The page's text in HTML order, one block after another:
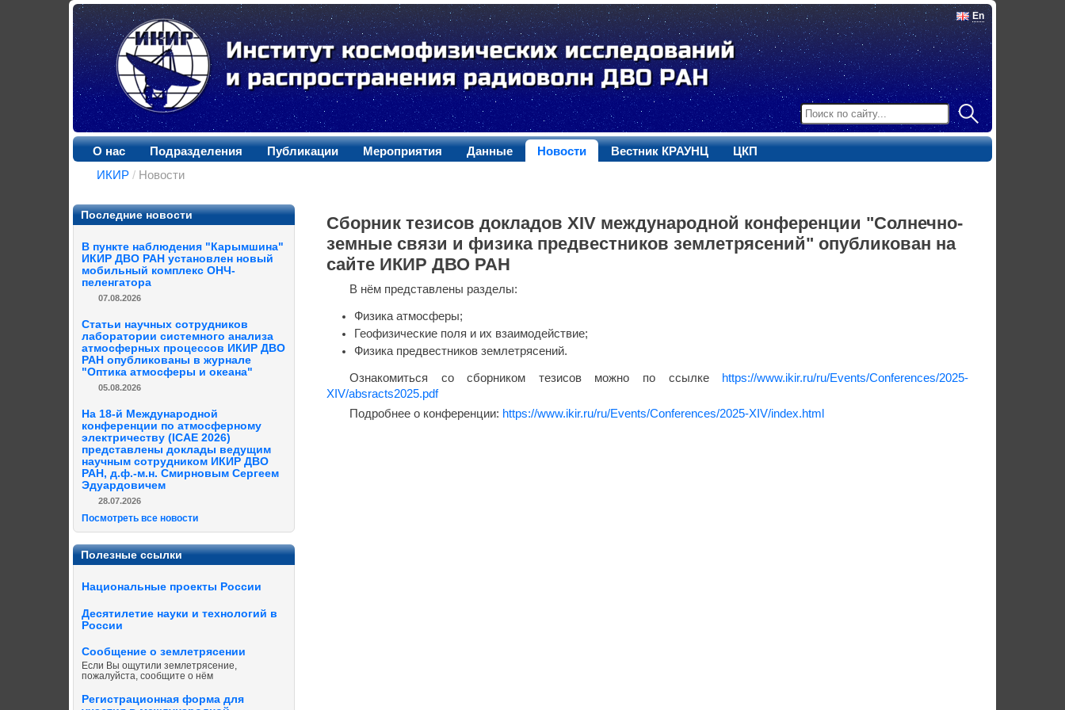
En
О нас Подразделения Публикации Мероприятия Данные Новости Вестник КРАУНЦ
ЦКП
ИКИР / Новости
Последние новости
В пункте наблюдения "Карымшина"
ИКИР ДВО РАН установлен новый
мобильный комплекс ОНЧ-
пеленгатора
07.08.2026
Статьи научных сотрудников
лаборатории системного анализа
атмосферных процессов ИКИР ДВО
РАН опубликованы в журнале
"Оптика атмосферы и океана"
05.08.2026
На 18-й Международной
конференции по атмосферному
электричеству (ICAE 2026)
представлены доклады ведущим
научным сотрудником ИКИР ДВО
РАН, д.ф.-м.н. Смирновым Сергеем
Эдуардовичем
28.07.2026
Посмотреть все новости
Полезные ссылки
Национальные проекты России
Десятилетие науки и технологий в
России
Сообщение о землетрясении
Если Вы ощутили землетрясение,
пожалуйста, сообщите о нём
Регистрационная форма для
Сборник тезисов докладов XIV международной конференции "Солнечно-
земные связи и физика предвестников землетрясений" опубликован на
сайте ИКИР ДВО РАН
В нём представлены разделы:
Физика атмосферы;
Геофизические поля и их взаимодействие;
Физика предвестников землетрясений.
Ознакомиться со сборником тезисов можно по ссылке
https://www.ikir.ru/ru/Events/Conferences/2025-
XIV/absracts2025.pdf
Подробнее о конференции: https://www.ikir.ru/ru/Events/Conferences/2025-XIV/index.html